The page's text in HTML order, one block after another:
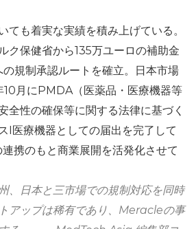
ても着実な実績を積み上げている。
ク保健省から135万ユーロの補助金
規制承認ルートを確立。日本市場
月にPMDA（医薬品・医療機器等
全性の確保等に関する法律に基づく
I医療機器としての届出を完了して
携のもと商業展開を活発化させて
、日本と三市場での規制対応を同時
アップは稀有であり、Meracleの事